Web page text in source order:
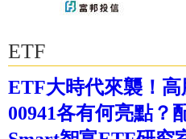
ETF
ETF大時代來襲！高
00941各有何亮點？